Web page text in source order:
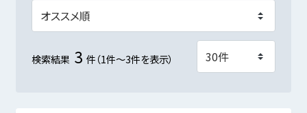
検索結果 3 件（1件～3件を表示）